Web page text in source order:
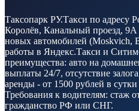
Таксопарк РУ.Такси по адресу
Королёв, Канальный проезд, 9А
новых автомобилей (Moskvich,
работы в Яндекс.Такси и
преимущества: авто на
выплаты 24/7, отсутствие
аренды - от 1500 рублей в
Требования к водителям: стаж
гражданство РФ или СНГ.